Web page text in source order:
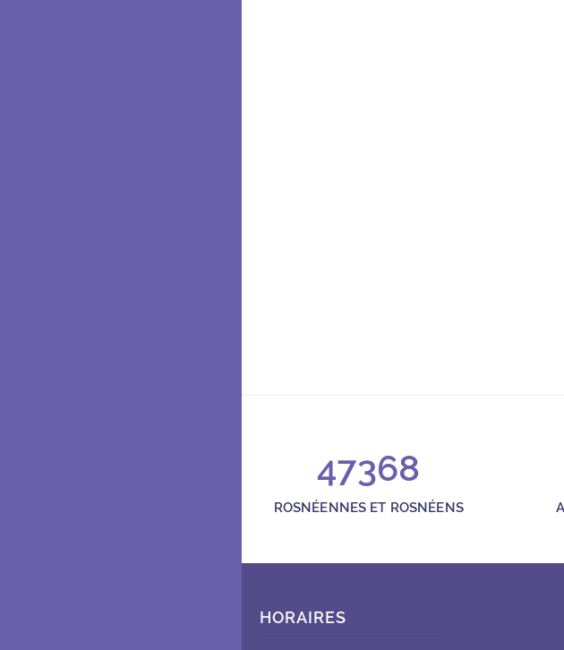
Ouvert du mardi au vendredi de 9h30 à 12h30 et de
47368
ROSNÉENNES ET ROSNÉENS
HORAIRES